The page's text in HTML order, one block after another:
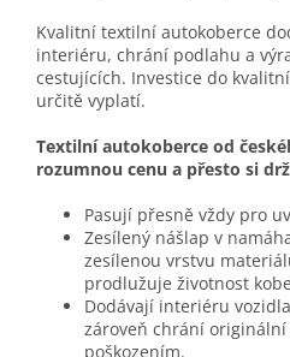
Kvalitní textilní autokoberce
interiéru, chrání podlahu a
cestujících. Investice do
určitě vyplatí.
Textilní autokoberce od
rozumnou cenu a přesto si
Pasují přesně vždy pro
Zesílený nášlap v
zesílenou vrstvu
prodlužuje životnost
Dodávají interiéru
zároveň chrání
poškozením.